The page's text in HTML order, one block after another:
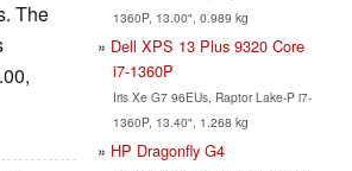
The
1360P, 13.00", 0.989 kg
Dell XPS 13 Plus 9320 Core
i7-1360P
Iris Xe G7 96EUs, Raptor Lake-P i7-
1360P, 13.40", 1.268 kg
HP Dragonfly G4